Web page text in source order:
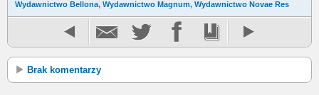
Wydawnictwo Bellona, Wydawnictwo Magnum, Wydawnictwo Novae Res
Brak komentarzy